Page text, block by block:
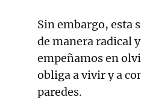
Sin embargo, esta
de manera radical
empeñamos en
obliga a vivir y a
paredes.